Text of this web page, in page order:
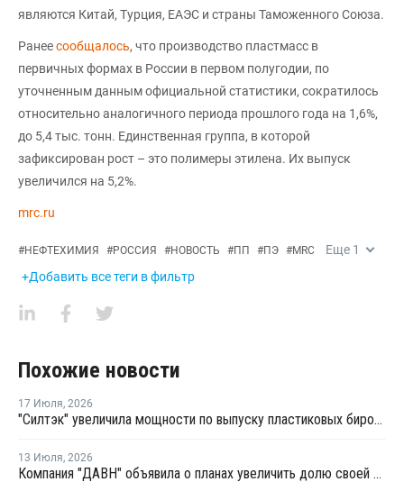
являются Китай, Турция, ЕАЭС и страны Таможенного Союза.
Ранеесообщалось, что производство пластмасс в
первичных формах в России в первом полугодии, по
уточненным данным официальной статистики, сократилось
относительно аналогичного периода прошлого года на 1,6%,
до 5,4 тыс. тонн. Единственная группа, в которой
зафиксирован рост – это полимеры этилена. Их выпуск
увеличился на 5,2%.
mrc.ru
#НЕФТЕХИМИЯ #РОССИЯ #НОВОСТЬ #ПП #ПЭ #MRC Еще 1
+Добавить все теги в фильтр
Похожие новости
17 Июля, 2026
"Силтэк" увеличила мощности по выпуску пластиковых бирок для животных
13 Июля, 2026
Компания "ДАВН" объявила о планах увеличить долю своей полимерной продукции в России